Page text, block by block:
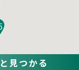
見つかる